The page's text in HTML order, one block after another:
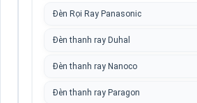
Đèn Rọi Ray Panasonic
Đèn thanh ray Duhal
Đèn thanh ray Nanoco
Đèn thanh ray Paragon